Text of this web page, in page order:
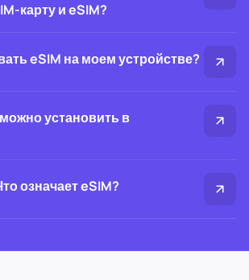
карту и eSIM?
eSIM на моем устройстве?
установить в
означает eSIM?